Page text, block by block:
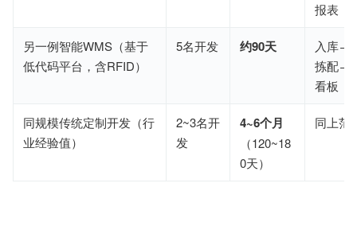
报表
另一例智能WMS（基于
低代码平台，含RFID）
5名开发 约90天
入库→
拣配→
看板
同规模传统定制开发（行
业经验值）
2~3名开
发
4~6个月
（120~18
0天）
同上范